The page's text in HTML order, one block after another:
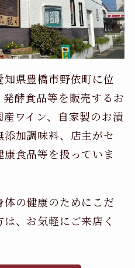
県豊橋市野依町に位
酵食品等を販売するお
ワイン、自家製のお漬
加調味料、店主がセ
食品等を扱っていま
の健康のためにこだ
、お気軽にご来店く